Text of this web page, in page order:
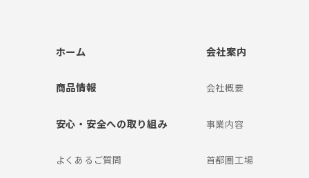
ホーム
商品情報
安心・安全への取り組み
よくあるご質問
会社案内
会社概要
事業内容
首都圏工場